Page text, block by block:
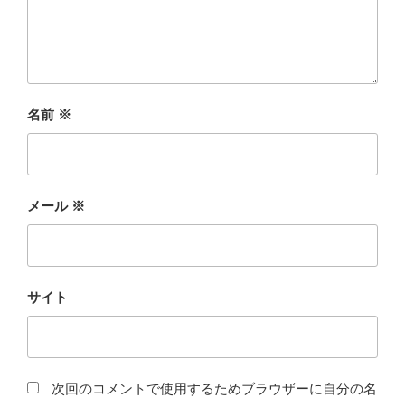
名前 ※
メール ※
サイト
次回のコメントで使用するためブラウザーに自分の名